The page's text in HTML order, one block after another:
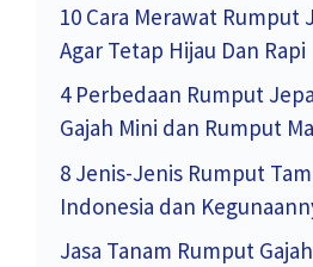
10 Cara Merawat Rumput
Agar Tetap Hijau Dan Rapi
4 Perbedaan Rumput
Gajah Mini dan Rumput
8 Jenis-Jenis Rumput
Indonesia dan
Jasa Tanam Rumput